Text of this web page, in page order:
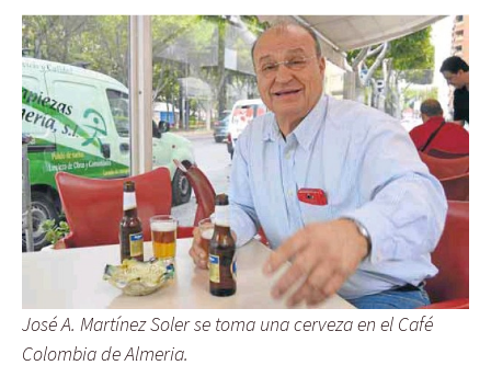
José A. Martínez Soler se toma una cerveza en el Café
Colombia de Almeria.